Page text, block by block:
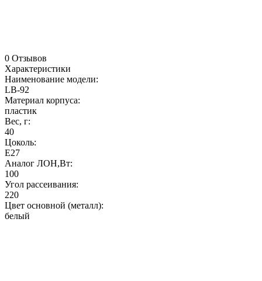
0 Отзывов
Характеристики
Наименование модели:
LB-92
Материал корпуса:
пластик
Вес, г:
40
Цоколь:
E27
Аналог ЛОН,Вт:
100
Угол рассеивания:
220
Цвет основной (металл):
белый